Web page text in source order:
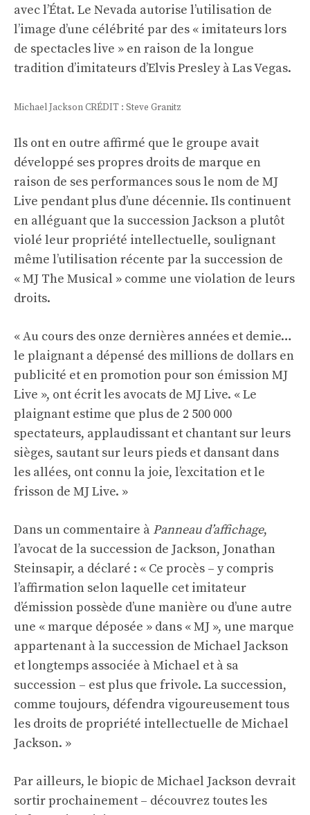
avec l’État. Le Nevada autorise l’utilisation de
l’image d’une célébrité par des « imitateurs lors
de spectacles live » en raison de la longue
tradition d’imitateurs d’Elvis Presley à Las Vegas.
Michael Jackson CRÉDIT : Steve Granitz
Ils ont en outre affirmé que le groupe avait
développé ses propres droits de marque en
raison de ses performances sous le nom de MJ
Live pendant plus d’une décennie. Ils continuent
en alléguant que la succession Jackson a plutôt
violé leur propriété intellectuelle, soulignant
même l’utilisation récente par la succession de
« MJ The Musical » comme une violation de leurs
droits.
« Au cours des onze dernières années et demie…
le plaignant a dépensé des millions de dollars en
publicité et en promotion pour son émission MJ
Live », ont écrit les avocats de MJ Live. « Le
plaignant estime que plus de 2 500 000
spectateurs, applaudissant et chantant sur leurs
sièges, sautant sur leurs pieds et dansant dans
les allées, ont connu la joie, l’excitation et le
frisson de MJ Live. »
Dans un commentaire à Panneau d’affichage,
l’avocat de la succession de Jackson, Jonathan
Steinsapir, a déclaré : « Ce procès – y compris
l’affirmation selon laquelle cet imitateur
d’émission possède d’une manière ou d’une autre
une « marque déposée » dans « MJ », une marque
appartenant à la succession de Michael Jackson
et longtemps associée à Michael et à sa
succession – est plus que frivole. La succession,
comme toujours, défendra vigoureusement tous
les droits de propriété intellectuelle de Michael
Jackson. »
Par ailleurs, le biopic de Michael Jackson devrait
sortir prochainement – ​​découvrez toutes les